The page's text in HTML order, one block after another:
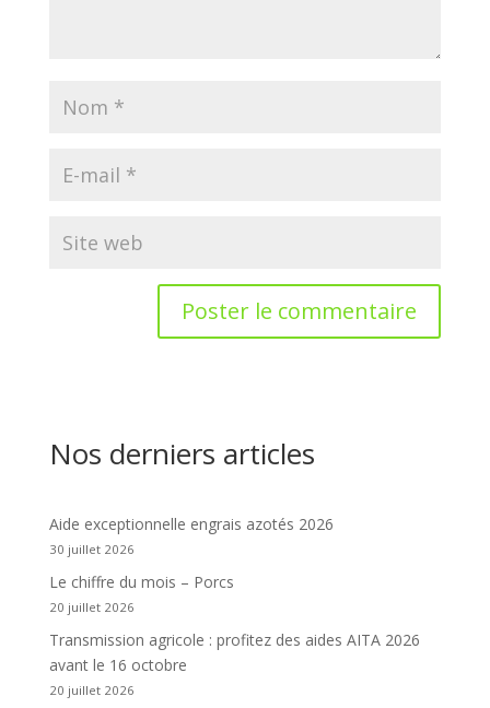
Nos derniers articles
Aide exceptionnelle engrais azotés 2026
30 juillet 2026
Le chiffre du mois – Porcs
20 juillet 2026
Transmission agricole : profitez des aides AITA 2026
avant le 16 octobre
20 juillet 2026